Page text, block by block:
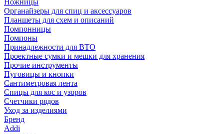
Ножницы
Органайзеры для спиц и аксессуаров
Планшеты для схем и описаний
Помпонницы
Помпоны
Принадлежности для ВТО
Проектные сумки и мешки для хранения
Прочие инструменты
Пуговицы и кнопки
Сантиметровая лента
Спицы для кос и узоров
Счетчики рядов
Уход за изделиями
Бренд
Addi